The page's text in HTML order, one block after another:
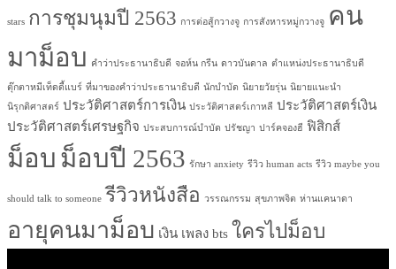
stars การชุมนุมปี 2563 การต่อสู้กวางจู การสังหารหมู่กวางจู คน
มาม็อบ
คำว่าประธานาธิบดี จอห์น กรีน ดาวบันดาล ตำแหน่งประธานาธิบดี
ตุ๊กตาหมีเท็ดดี้แบร์ ที่มาของคำว่าประธานาธิบดี นักบำบัด นิยายวัยรุ่น นิยายแนะนำ
นิรุกติศาสตร์ ประวัติศาสตร์การเงิน ประวัติศาสตร์เกาหลี ประวัติศาสตร์เงิน
ประวัติศาสตร์เศรษฐกิจ ประสบการณ์บำบัด ปรัชญา ปาร์คจองฮี ฟิสิกส์
ม็อบ ม็อบปี 2563 รักษา anxiety รีวิว human acts รีวิว maybe you
should talk to someone รีวิวหนังสือ วรรณกรรม สุขภาพจิต ห่านแคนาดา
อายุคนมาม็อบ เงิน เพลง bts ใครไปม็อบ